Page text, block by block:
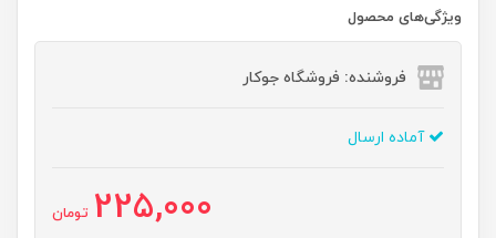
ویژگی‌های محصول
فروشنده: فروشگاه جوکار
آماده ارسال
225,000 تومان